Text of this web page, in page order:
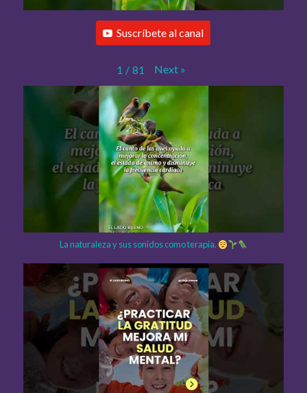
Suscríbete al canal
1 / 81 Next »
La naturaleza y sus sonidos como terapia.